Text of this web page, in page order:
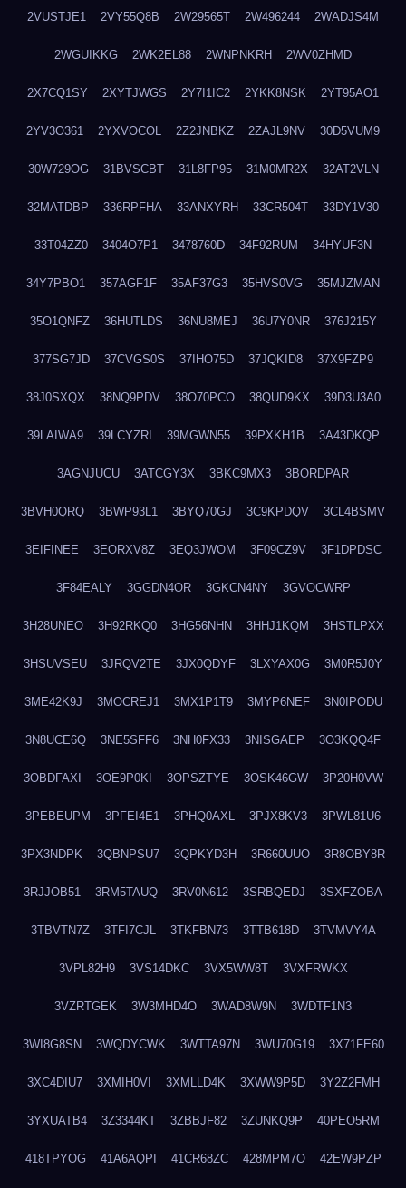
2VUSTJE1 2VY55Q8B 2W29565T 2W496244 2WADJS4M
2WGUIKKG 2WK2EL88 2WNPNKRH 2WV0ZHMD
2X7CQ1SY 2XYTJWGS 2Y7I1IC2 2YKK8NSK 2YT95AO1
2YV3O361 2YXVOCOL 2Z2JNBKZ 2ZAJL9NV 30D5VUM9
30W729OG 31BVSCBT 31L8FP95 31M0MR2X 32AT2VLN
32MATDBP 336RPFHA 33ANXYRH 33CR504T 33DY1V30
33T04ZZ0 3404O7P1 3478760D 34F92RUM 34HYUF3N
34Y7PBO1 357AGF1F 35AF37G3 35HVS0VG 35MJZMAN
35O1QNFZ 36HUTLDS 36NU8MEJ 36U7Y0NR 376J215Y
377SG7JD 37CVGS0S 37IHO75D 37JQKID8 37X9FZP9
38J0SXQX 38NQ9PDV 38O70PCO 38QUD9KX 39D3U3A0
39LAIWA9 39LCYZRI 39MGWN55 39PXKH1B 3A43DKQP
3AGNJUCU 3ATCGY3X 3BKC9MX3 3BORDPAR
3BVH0QRQ 3BWP93L1 3BYQ70GJ 3C9KPDQV 3CL4BSMV
3EIFINEE 3EORXV8Z 3EQ3JWOM 3F09CZ9V 3F1DPDSC
3F84EALY 3GGDN4OR 3GKCN4NY 3GVOCWRP
3H28UNEO 3H92RKQ0 3HG56NHN 3HHJ1KQM 3HSTLPXX
3HSUVSEU 3JRQV2TE 3JX0QDYF 3LXYAX0G 3M0R5J0Y
3ME42K9J 3MOCREJ1 3MX1P1T9 3MYP6NEF 3N0IPODU
3N8UCE6Q 3NE5SFF6 3NH0FX33 3NISGAEP 3O3KQQ4F
3OBDFAXI 3OE9P0KI 3OPSZTYE 3OSK46GW 3P20H0VW
3PEBEUPM 3PFEI4E1 3PHQ0AXL 3PJX8KV3 3PWL81U6
3PX3NDPK 3QBNPSU7 3QPKYD3H 3R660UUO 3R8OBY8R
3RJJOB51 3RM5TAUQ 3RV0N612 3SRBQEDJ 3SXFZOBA
3TBVTN7Z 3TFI7CJL 3TKFBN73 3TTB618D 3TVMVY4A
3VPL82H9 3VS14DKC 3VX5WW8T 3VXFRWKX
3VZRTGEK 3W3MHD4O 3WAD8W9N 3WDTF1N3
3WI8G8SN 3WQDYCWK 3WTTA97N 3WU70G19 3X71FE60
3XC4DIU7 3XMIH0VI 3XMLLD4K 3XWW9P5D 3Y2Z2FMH
3YXUATB4 3Z3344KT 3ZBBJF82 3ZUNKQ9P 40PEO5RM
418TPYOG 41A6AQPI 41CR68ZC 428MPM7O 42EW9PZP